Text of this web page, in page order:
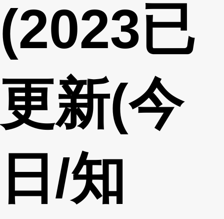
(2023已
更新(今
日/知